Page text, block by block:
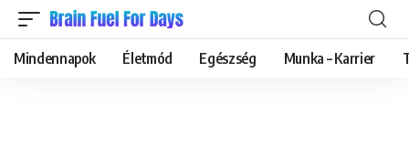
Mindennapok Életmód Egészség Munka – Karrier